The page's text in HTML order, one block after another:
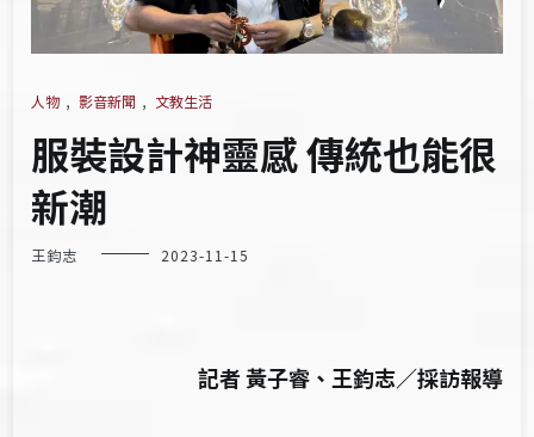
人物 , 影音新聞 , 文教生活
服裝設計神靈感 傳統也能很
新潮
王鈞志 2023-11-15
記者 黃子睿、王鈞志／採訪報導